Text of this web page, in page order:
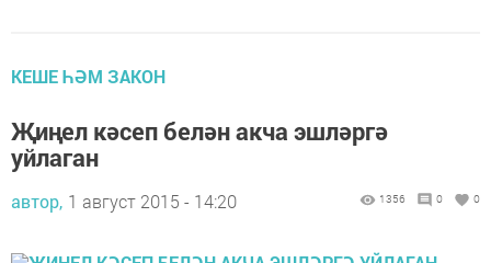
КЕШЕ ҺӘМ ЗАКОН
Җиңел кәсеп белән акча эшләргә
уйлаган
автор, 1 август 2015 - 14:20 1356 0 0